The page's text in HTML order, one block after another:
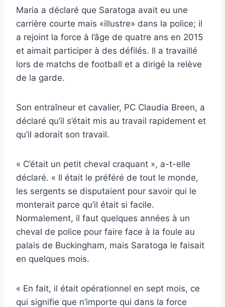
Maria a déclaré que Saratoga avait eu une
carrière courte mais «illustre» dans la police; il
a rejoint la force à l’âge de quatre ans en 2015
et aimait participer à des défilés. Il a travaillé
lors de matchs de football et a dirigé la relève
de la garde.
Son entraîneur et cavalier, PC Claudia Breen, a
déclaré qu’il s’était mis au travail rapidement et
qu’il adorait son travail.
« C’était un petit cheval craquant », a-t-elle
déclaré. « Il était le préféré de tout le monde,
les sergents se disputaient pour savoir qui le
monterait parce qu’il était si facile.
Normalement, il faut quelques années à un
cheval de police pour faire face à la foule au
palais de Buckingham, mais Saratoga le faisait
en quelques mois.
« En fait, il était opérationnel en sept mois, ce
qui signifie que n’importe qui dans la force